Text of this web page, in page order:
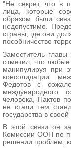
"Не секрет, что в
лица, которые
образом были
недопустимо.
страны, где они
пособничество
Заместитель главы
отметил, что любые
манипулируя при
консолидации
Федотов с
международного
человека, Пактов
не стали тем
государства в
В этой связи он
Комиссии ООН по
решении проблем,